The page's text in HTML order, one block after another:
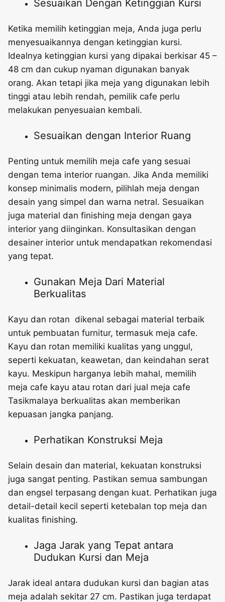
Sesuaikan Dengan Ketinggian Kursi
Ketika memilih ketinggian meja, Anda juga perlu
menyesuaikannya dengan ketinggian kursi.
Idealnya ketinggian kursi yang dipakai berkisar 45 –
48 cm dan cukup nyaman digunakan banyak
orang. Akan tetapi jika meja yang digunakan lebih
tinggi atau lebih rendah, pemilik cafe perlu
melakukan penyesuaian kembali.
Sesuaikan dengan Interior Ruang
Penting untuk memilih meja cafe yang sesuai
dengan tema interior ruangan. Jika Anda memiliki
konsep minimalis modern, pilihlah meja dengan
desain yang simpel dan warna netral. Sesuaikan
juga material dan finishing meja dengan gaya
interior yang diinginkan. Konsultasikan dengan
desainer interior untuk mendapatkan rekomendasi
yang tepat.
Gunakan Meja Dari Material
Berkualitas
Kayu dan rotan dikenal sebagai material terbaik
untuk pembuatan furnitur, termasuk meja cafe.
Kayu dan rotan memiliki kualitas yang unggul,
seperti kekuatan, keawetan, dan keindahan serat
kayu. Meskipun harganya lebih mahal, memilih
meja cafe kayu atau rotan dari jual meja cafe
Tasikmalaya berkualitas akan memberikan
kepuasan jangka panjang.
Perhatikan Konstruksi Meja
Selain desain dan material, kekuatan konstruksi
juga sangat penting. Pastikan semua sambungan
dan engsel terpasang dengan kuat. Perhatikan juga
detail-detail kecil seperti ketebalan top meja dan
kualitas finishing.
Jaga Jarak yang Tepat antara
Dudukan Kursi dan Meja
Jarak ideal antara dudukan kursi dan bagian atas
meja adalah sekitar 27 cm. Pastikan juga terdapat